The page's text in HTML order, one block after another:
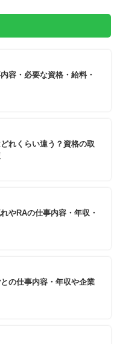
容・必要な資格・給料・
れくらい違う？資格の取
やRAの仕事内容・年収・
の仕事内容・年収や企業